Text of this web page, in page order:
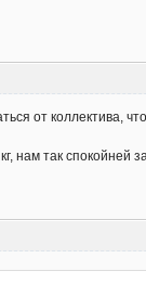
от коллектива,
нам так спокойней